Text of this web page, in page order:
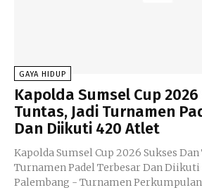
GAYA HIDUP
Kapolda Sumsel Cup
Tuntas, Jadi Turnamen
Dan Diikuti 420 Atlet
Kapolda Sumsel Cup 2026 Sukses Dan
Turnamen Padel Terbesar Dan
Palembang - Turnamen Perkumpulan